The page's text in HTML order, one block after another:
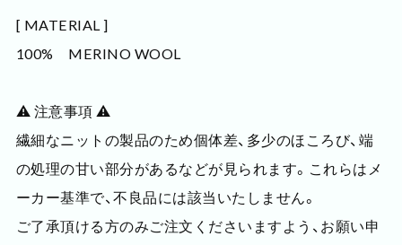
[ MATERIAL ]
100% MERINO WOOL
⚠️ 注意事項 ⚠️
繊細なニットの製品のため個体差、多少のほころび、端
の処理の甘い部分があるなどが見られます。これらはメ
ーカー基準で、不良品には該当いたしません。
ご了承頂ける方のみご注文くださいますよう、お願い申